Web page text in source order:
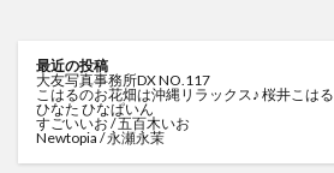
最近の投稿
大友写真事務所DX NO.117
こはるのお花畑は沖縄リラックス♪ 桜井こはる
ひなた ひなぱいん
すごいいお / 五百木いお
Newtopia / 永瀬永茉